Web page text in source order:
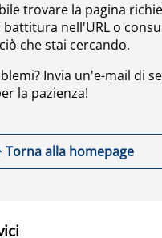
trovare la pagina
nell'URL o
che stai cercando.
Invia un'e-mail di
la pazienza!
Torna alla homepage